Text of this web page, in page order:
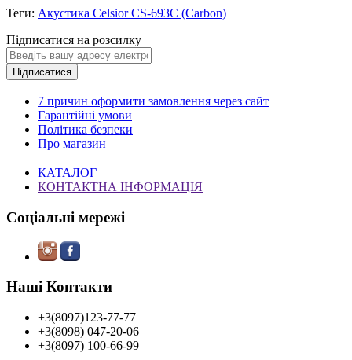
Теги: Акустика Celsior CS-693С (Carbon)
Підписатися на розсилку
Підписатися
7 причин оформити замовлення через сайт
Гарантійні умови
Політика безпеки
Про магазин
КАТАЛОГ
КОНТАКТНА ІНФОРМАЦІЯ
Соціальні мережі
Наші Контакти
+3(8097)123-77-77
+3(8098) 047-20-06
+3(8097) 100-66-99